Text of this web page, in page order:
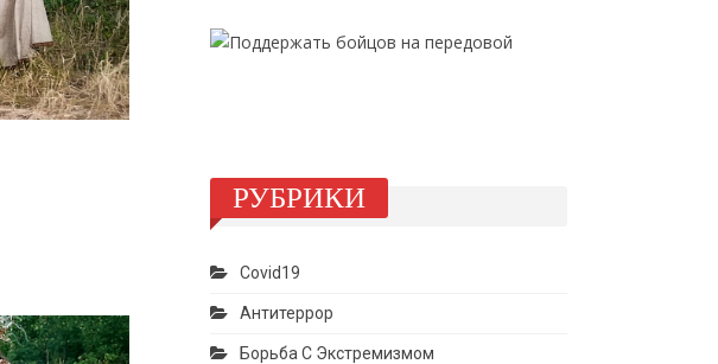
РУБРИКИ
Covid19
Антитеррор
Борьба С Экстремизмом